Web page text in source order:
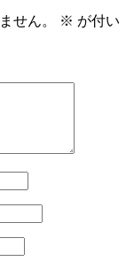
せん。 ※ が付い